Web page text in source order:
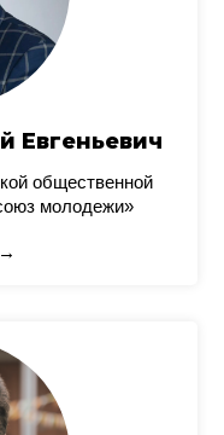
Евгеньевич
общественной
молодежи»